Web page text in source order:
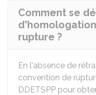
Comment se
rupture ?
En l'absence de
convention de
DDETSPP pour